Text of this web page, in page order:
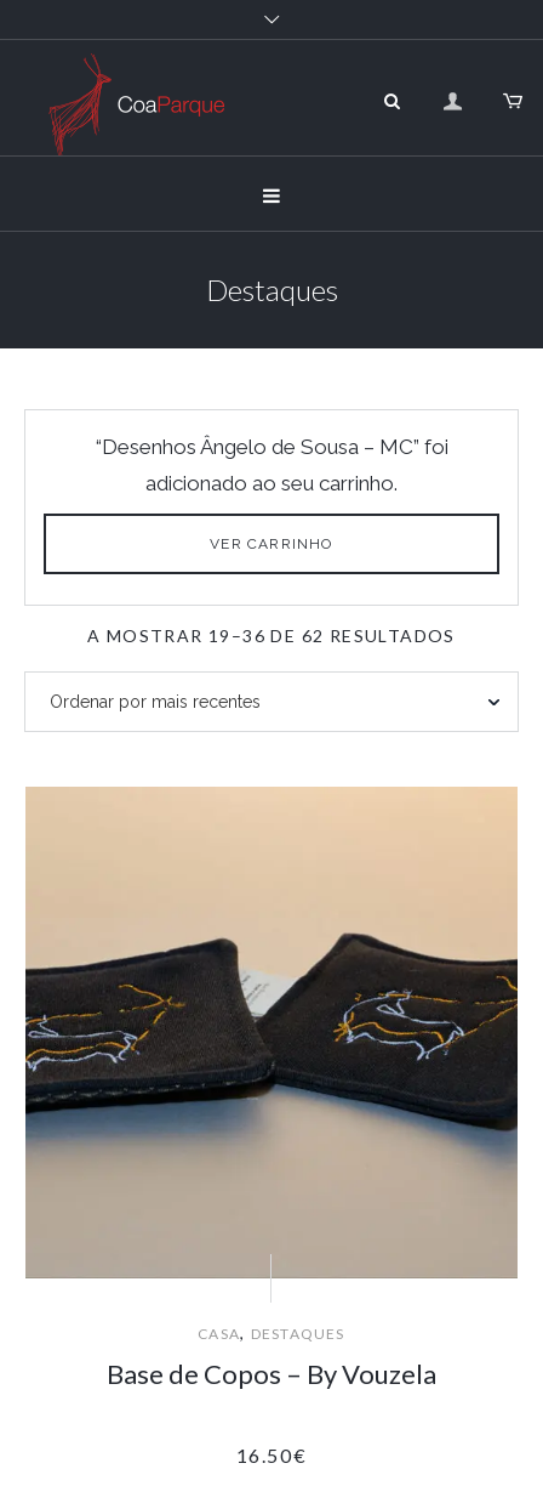
Destaques
“Desenhos Ângelo de Sousa – MC” foi
adicionado ao seu carrinho.
VER CARRINHO
A MOSTRAR 19–36 DE 62 RESULTADOS
MAIS
CASA, DESTAQUES
Base de Copos – By Vouzela
16.50€